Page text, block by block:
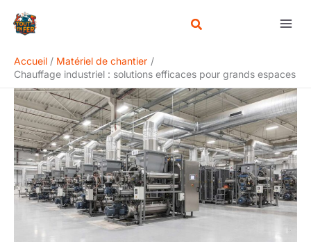
Accueil
Matériel de chantier
Chauffage industriel : solutions efficaces pour grands espaces